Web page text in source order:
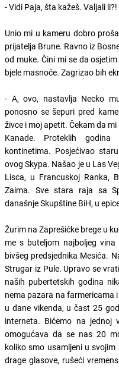
- Vidi Paja, šta kažeš. Valjali li?!
Unio mi u kameru dobro
prijatelja Brune. Ravno iz
od muke. Čini mi se da
bjele masnoće. Zagrizao bih
- A, ovo, nastavlja Necko
ponosno se šepuri pred
živce i moj apetit. Čekam da
Kanade. Proteklih
kontinetima. Posjećivao
ovog Skypa. Našao je u Las
Lisca, u Francuskoj Ranka,
Zaima. Sve stara raja sa
današnje Skupštine BiH, u
Žurim na Zaprešićke brege u
me s buteljom najboljeg
bivšeg predsjednika Mesića.
Strugar iz Pule. Upravo se
naših pubertetskih godina
nema pazara na farmericama
u dane vikenda, u čast 25
interneta. Bićemo na jednoj
omogućava da se nas 20
koliko smo usamljeni u
drage glasove, rušeći